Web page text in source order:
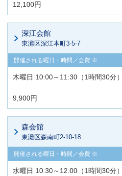
12,100円
深江会館
東灘区深江本町3-5-7
木曜日 10:00～11:30（1時間30分）
9,900円
森会館
東灘区森南町2-10-18
水曜日 10:30～12:00（1時間30分）